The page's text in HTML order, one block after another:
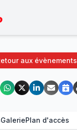
aux évènements
GaleriePlan d'accès